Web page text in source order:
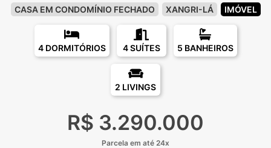
CASA EM CONDOMÍNIO FECHADO XANGRI-LÁ IMÓVEL
4 DORMITÓRIOS 4 SUÍTES 5 BANHEIROS
2 LIVINGS
R$ 3.290.000
Parcela em até 24x